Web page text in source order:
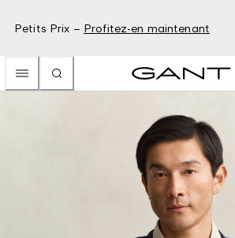
Petits Prix – Profitez-en maintenant